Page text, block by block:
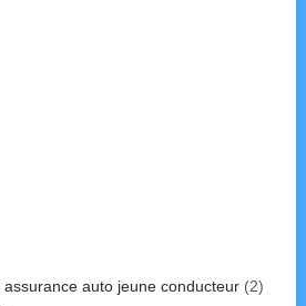
auto jeune conducteur(2)